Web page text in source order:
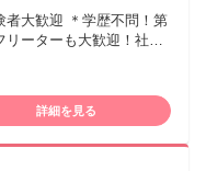
円（固定残業時間：1ヶ
えた勤務時間については
に一律で支払われるそ
(店長・料理長)への昇
るイメージです。
者大歓迎 ＊学歴不問！第
ーターも大歓迎！社会
長経験者も歓迎します
詳細を見る